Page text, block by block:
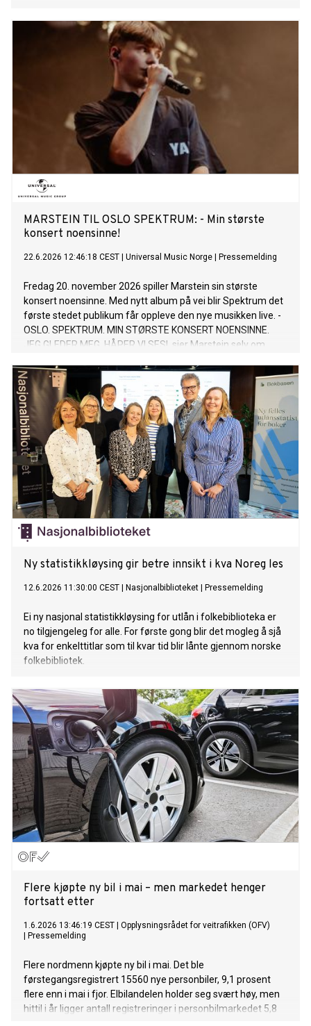
MARSTEIN TIL OSLO SPEKTRUM: - Min største
konsert noensinne!
22.6.2026 12:46:18 CEST Universal Music Norge Pressemelding
Fredag 20. november 2026 spiller Marstein sin største
konsert noensinne. Med nytt album på vei blir Spektrum det
første stedet publikum får oppleve den nye musikken live. -
OSLO. SPEKTRUM. MIN STØRSTE KONSERT NOENSINNE.
JEG GLEDER MEG. HÅPER VI SES!, sier Marstein selv om
ticketmaster.no.
Ny statistikkløysing gir betre innsikt i kva Noreg les
12.6.2026 11:30:00 CEST Nasjonalbiblioteket Pressemelding
Ei ny nasjonal statistikkløysing for utlån i folkebiblioteka er
no tilgjengeleg for alle. For første gong blir det mogleg å sjå
kva for enkelttitlar som til kvar tid blir lånte gjennom norske
folkebibliotek.
Flere kjøpte ny bil i mai – men markedet henger
fortsatt etter
1.6.2026 13:46:19 CEST
Opplysningsrådet for veitrafikken (OFV)
Pressemelding
Flere nordmenn kjøpte ny bil i mai. Det ble
førstegangsregistrert 15560 nye personbiler, 9,1 prosent
flere enn i mai i fjor. Elbilandelen holder seg svært høy, men
hittil i år ligger antall registreringer i personbilmarkedet 5,8